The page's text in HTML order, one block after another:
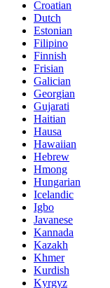
Croatian
Dutch
Estonian
Filipino
Finnish
Frisian
Galician
Georgian
Gujarati
Haitian
Hausa
Hawaiian
Hebrew
Hmong
Hungarian
Icelandic
Igbo
Javanese
Kannada
Kazakh
Khmer
Kurdish
Kyrgyz